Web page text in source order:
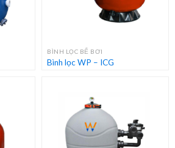
BÌNH LỌC BỂ BƠI
Bình lọc WP – ICG